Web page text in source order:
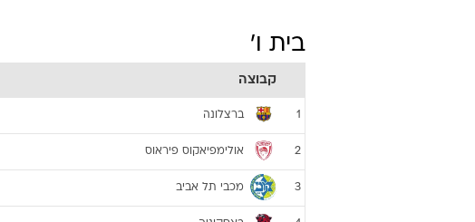
בית ו'
קבוצה
1 ברצלונה
2 אולימפיאקוס פיראוס
3 מכבי תל אביב